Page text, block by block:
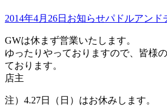
2014年4月26日 お知らせパドルアンド
GWは休まず営業いたします。
ゆったりやっておりますので、皆様
ております。
店主
注）4.27日（日）はお休みします。